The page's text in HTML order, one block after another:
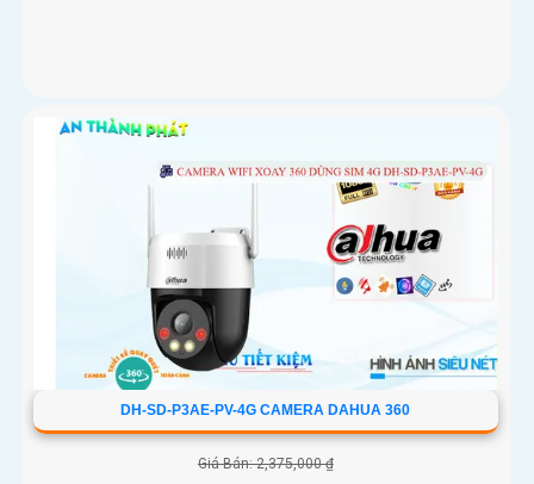
DH-SD-P3AE-PV-4G CAMERA DAHUA 360
Giá Bán: 2,375,000 ₫